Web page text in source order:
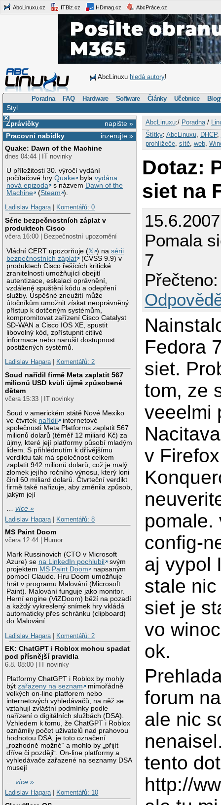
AbcLinuxu.cz ITBiz.cz HDmag.cz AbcPráce.cz
AbcLinuxu hledá autory!
Poradna FAQ Hardware Software Články Učebnice
Styl
×
napište »
Zprávičky
inzerujte »
Pracovní nabídky
Quake: Dawn of the Machine
dnes 04:44 | IT novinky
U příležitosti 30. výročí vydání
počítačové hryQuake bylavydána
nová epizoda
s názvem Dawn of the
Machine
(Steam ).
Ladislav Hagara| Komentářů: 0
Série bezpečnostních záplat v
produktech Cisco
včera 16:00 | Bezpečnostní upozornění
Vládní CERT upozorňuje (𝕏 ) nasérii
bezpečnostních záplat
(CVSS 9.9) v
produktech Cisco řešících kritické
zranitelnosti umožňující obejití
autentizace, eskalaci oprávnění,
vzdálené spuštění kódu a odepření
služby. Úspěšné zneužití může
útočníkům umožnit získat neoprávněný
přístup k dotčeným systémům,
kompromitovat zařízení Cisco Catalyst
SD-WAN a Cisco IOS XE, spustit
libovolný kód, zpřístupnit citlivé
informace nebo narušit dostupnost
postižených systémů.
Ladislav Hagara| Komentářů: 2
Soud nařídil firmě Meta zaplatit 567
milionů USD kvůli újmě způsobené
dětem
včera 15:33 | IT novinky
Soud v americkém státě Nové Mexiko
ve čtvrtek nařídil
internetové
společnosti Meta Platforms zaplatit 567
milionů dolarů (téměř 12 miliard Kč) za
újmy, které její platformy působí mladým
lidem. S přihlédnutím k dřívějšímu
verdiktu tak má společnost celkem
zaplatit 942 milionů dolarů, což je malý
zlomek jejího ročního výnosu, který loni
činil 60 miliard dolarů. Čtvrteční verdikt
firmě také nařizuje, aby změnila způsob,
jakým její
…více »
Ladislav Hagara
Komentářů: 8
MS Paint Doom
včera 12:44 | Humor
Mark Russinovich (CTO v Microsoft
Azure) se na LinkedIn pochlubil
svým
projektem MS Paint Doom
napsaným
pomocí Claude. Hru Doom umožňuje
hrát v programu Malování (Microsoft
Paint). Malování funguje jako monitor.
Herní engine (ViZDoom) běží na pozadí
a každý vykreslený snímek hry vkládá
automaticky přes schránku (clipboard)
do Malování.
Ladislav Hagara
Komentářů: 2
EK: ChatGPT i Roblox mohou spadat
pod přísnější pravidla
6.8. 08:00 | IT novinky
Platformy ChatGPT i Roblox by mohly
býtzařazeny na seznam
mimořádně
velkých on-line platforem nebo
internetových vyhledávačů, na něž se
vztahují zvláštní podmínky podle
nařízení o digitálních službách (DSA).
Vzhledem k tomu, že ChatGPT i Roblox
oznámily počet uživatelů nad prahovou
hodnotou DSA, je toto označení
„rozhodně možné“ a mohlo by „přijít
dříve či později“. On-line platformy a
vyhledávače zařazené na seznamy DSA
musejí
…více »
Ladislav Hagara| Komentářů: 10
AbcLinuxu:/ Poradna/
Štítky: AbcLinuxu, DHCP,
prohlížeče, sítě, web,
Dotaz:
siet na
Pomala
7
Fedora
siet.
tom, ze
veeelmi
v
pomale.
config-
aj vypol
stale
siet je
vo
ok.
forum
ale nic
tento
http://